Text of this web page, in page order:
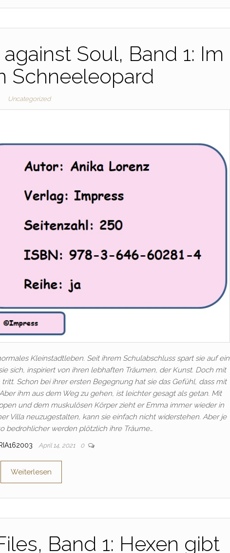
Soul, Band 1: Im
Schneeleopard
Uncategorized
Kleinstadtleben. Seit ihrem Schulabschluss spart sie auf ein
sich, inspiriert von ihren lebhaften Träumen, der Kunst. Doch mit
Schon bei ihrer ersten Begegnung hat sie das Gefühl, dass mit
ihm aus dem Weg zu gehen, ist leichter gesagt als getan. Mit
und dem muskulösen Körper zieht er Emma immer wieder in
Villa neuzugestalten, kann sie einfach nicht widerstehen. Aber je
bedrohlicher werden plötzlich ihre Träume…
April 14, 2021 0
Weiterlesen
Band 1: Hexen gibt